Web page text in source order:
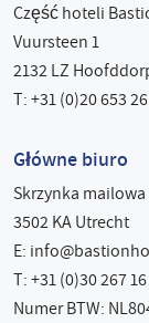
Część hoteli
Vuursteen 1
2132 LZ
T: +31 (0)20 653
Główne biuro
Skrzynka mailowa
3502 KA Utrecht
E:
T: +31 (0)30 267
Numer BTW: